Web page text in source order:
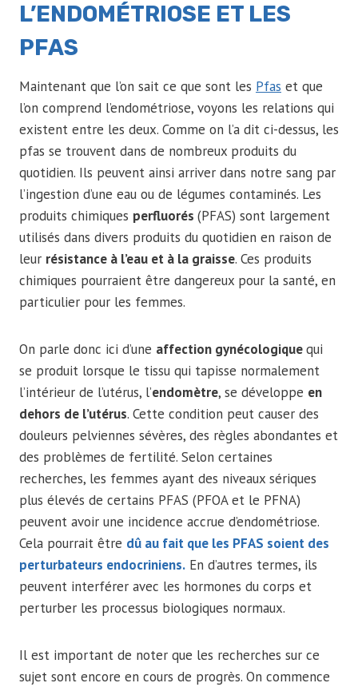
L’ENDOMÉTRIOSE ET LES
PFAS
Maintenant que l’on sait ce que sont les Pfas et que
l’on comprend l’endométriose, voyons les relations qui
existent entre les deux. Comme on l’a dit ci-dessus, les
pfas se trouvent dans de nombreux produits du
quotidien. Ils peuvent ainsi arriver dans notre sang par
l’ingestion d’une eau ou de légumes contaminés. Les
produits chimiques perfluorés (PFAS) sont largement
utilisés dans divers produits du quotidien en raison de
leur résistance à l’eau et à la graisse. Ces produits
chimiques pourraient être dangereux pour la santé, en
particulier pour les femmes.
On parle donc ici d’une affection gynécologiquequi
se produit lorsque le tissu qui tapisse normalement
l’intérieur de l’utérus, l’endomètre, se développe en
dehors de l’utérus. Cette condition peut causer des
douleurs pelviennes sévères, des règles abondantes et
des problèmes de fertilité. Selon certaines
recherches, les femmes ayant des niveaux sériques
plus élevés de certains PFAS (PFOA et le PFNA)
peuvent avoir une incidence accrue d’endométriose.
Cela pourrait être dû au fait que les PFAS soient des
perturbateurs endocriniens. En d’autres termes, ils
peuvent interférer avec les hormones du corps et
perturber les processus biologiques normaux.
Il est important de noter que les recherches sur ce
sujet sont encore en cours de progrès. On commence